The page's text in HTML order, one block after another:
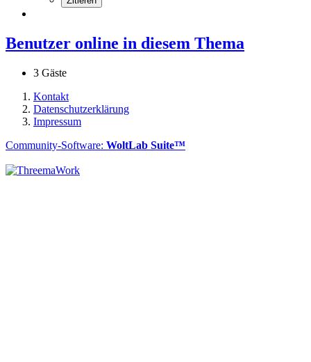
Benutzer online in diesem Thema
3 Gäste
Kontakt
Datenschutzerklärung
Impressum
Community-Software: WoltLab Suite™